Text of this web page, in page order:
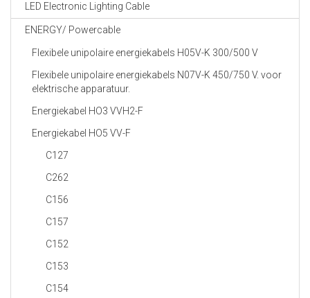
LED Electronic Lighting Cable
ENERGY/ Powercable
Flexibele unipolaire energiekabels H05V-K 300/500 V
Flexibele unipolaire energiekabels N07V-K 450/750 V. voor
elektrische apparatuur.
Energiekabel HO3 VVH2-F
Energiekabel HO5 VV-F
C127
C262
C156
C157
C152
C153
C154